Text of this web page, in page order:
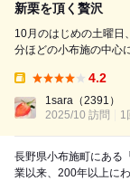
新栗を頂く贅沢
10月のはじめの土曜日、 栗の産地で有名な長野県小布施を訪問 駅か
分ほどの小布施の中心にある
めて行列ができています。 購入したのは、 栗最中 賞味
@249 本日...
4.2
1sara （2391）
2025/10 訪問
1
長野県小布施町にある
業以来、200年以上に